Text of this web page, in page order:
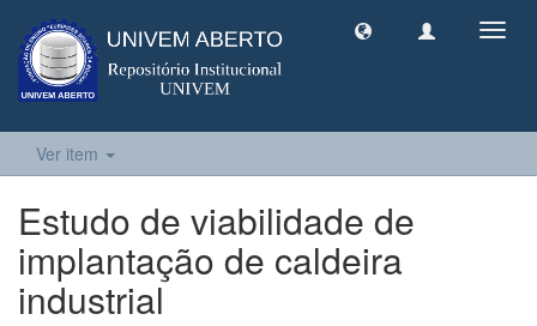
Ver item
Estudo de viabilidade de
implantação de caldeira
industrial